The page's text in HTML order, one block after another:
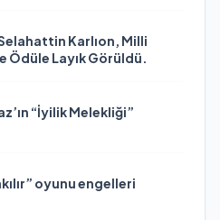
Karlıon, Milli
Ödüle Layık Görüldü.
“İyilik Melekliği”
oyunu engelleri